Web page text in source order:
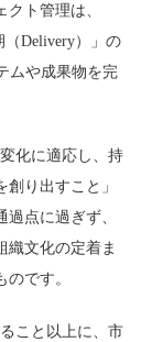
ト管理は、
（Delivery）」の
ムや成果物を完
化に適応し、持
り出すこと」
点に過ぎず、
織文化の定着ま
です。
こと以上に、市